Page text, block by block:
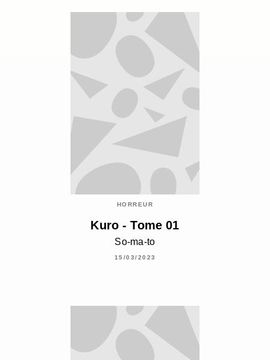
HORREUR
Kuro - Tome 01
So-ma-to
15/03/2023